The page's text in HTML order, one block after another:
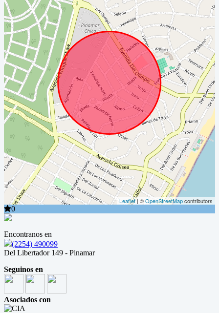
Leaflet| ©OpenStreetMapcontributors
0
Encontranos en
(2254) 490099
Del Libertador 149 - Pinamar
Seguinos en
Asociados con